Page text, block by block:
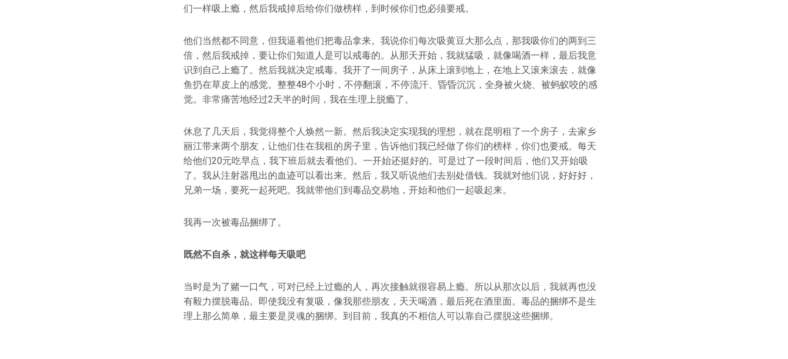
们一样吸上瘾，然后我戒掉后给你们做榜样，到时候你们也必须要戒。
他们当然都不同意，但我逼着他们把毒品拿来。我说你们每次吸黄豆大那么点，那我吸你们的两到三
倍，然后我戒掉，要让你们知道人是可以戒毒的。从那天开始，我就猛吸，就像喝酒一样，最后我意
识到自己上瘾了。然后我就决定戒毒。我开了一间房子，从床上滚到地上，在地上又滚来滚去，就像
鱼扔在草皮上的感觉。整整48个小时，不停翻滚，不停流汗、昏昏沉沉，全身被火烧、被蚂蚁咬的感
觉。非常痛苦地经过2天半的时间，我在生理上脱瘾了。
休息了几天后，我觉得整个人焕然一新。然后我决定实现我的理想，就在昆明租了一个房子，去家乡
丽江带来两个朋友，让他们住在我租的房子里，告诉他们我已经做了你们的榜样，你们也要戒。每天
给他们20元吃早点，我下班后就去看他们。一开始还挺好的。可是过了一段时间后，他们又开始吸
了。我从注射器甩出的血迹可以看出来。然后，我又听说他们去别处借钱。我就对他们说，好好好，
兄弟一场，要死一起死吧。我就带他们到毒品交易地，开始和他们一起吸起来。
我再一次被毒品捆绑了。
既然不自杀，就这样每天吸吧
当时是为了赌一口气，可对已经上过瘾的人，再次接触就很容易上瘾。所以从那次以后，我就再也没
有毅力摆脱毒品。即使我没有复吸，像我那些朋友，天天喝酒，最后死在酒里面。毒品的捆绑不是生
理上那么简单，最主要是灵魂的捆绑。到目前，我真的不相信人可以靠自己摆脱这些捆绑。